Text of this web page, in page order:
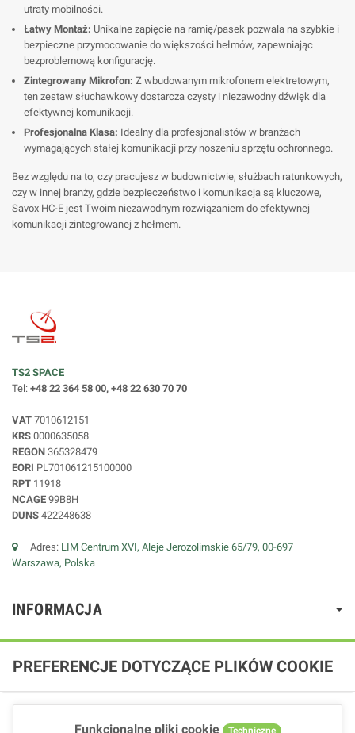
utraty mobilności.
Łatwy Montaż: Unikalne zapięcie na ramię/pasek pozwala na szybkie i
bezpieczne przymocowanie do większości hełmów, zapewniając
bezproblemową konfigurację.
Zintegrowany Mikrofon: Z wbudowanym mikrofonem elektretowym,
ten zestaw słuchawkowy dostarcza czysty i niezawodny dźwięk dla
efektywnej komunikacji.
Profesjonalna Klasa: Idealny dla profesjonalistów w branżach
wymagających stałej komunikacji przy noszeniu sprzętu ochronnego.
Bez względu na to, czy pracujesz w budownictwie, służbach ratunkowych,
czy w innej branży, gdzie bezpieczeństwo i komunikacja są kluczowe,
Savox HC-E jest Twoim niezawodnym rozwiązaniem do efektywnej
komunikacji zintegrowanej z hełmem.
TS2 SPACE
Tel: +48 22 364 58 00, +48 22 630 70 70
VAT 7010612151
KRS 0000635058
REGON 365328479
EORI PL701061215100000
RPT 11918
NCAGE 99B8H
DUNS 422248638
Adres: LIM Centrum XVI, Aleje Jerozolimskie 65/79, 00-697
Warszawa, Polska
INFORMACJA
PREFERENCJE DOTYCZĄCE PLIKÓW COOKIE
Funkcjonalne pliki cookie Techniczne